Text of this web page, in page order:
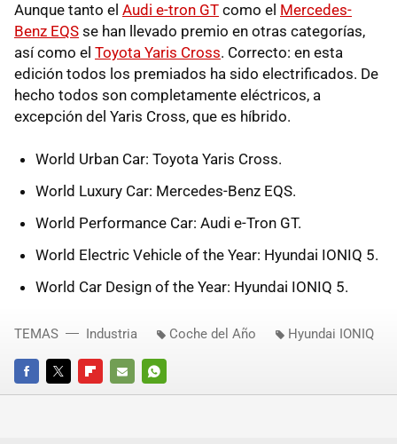
Aunque tanto el Audi e-tron GT como el Mercedes-
Benz EQS se han llevado premio en otras categorías,
así como el Toyota Yaris Cross. Correcto: en esta
edición todos los premiados ha sido electrificados. De
hecho todos son completamente eléctricos, a
excepción del Yaris Cross, que es híbrido.
World Urban Car: Toyota Yaris Cross.
World Luxury Car: Mercedes-Benz EQS.
World Performance Car: Audi e-Tron GT.
World Electric Vehicle of the Year: Hyundai IONIQ 5.
World Car Design of the Year: Hyundai IONIQ 5.
FACEBOOKTWITTERFLIPBOARD
E-
WHATSAPP
TEMAS Industria Coche del Año Hyundai IONIQ